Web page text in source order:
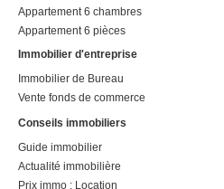
Appartement 6 chambres
Appartement 6 pièces
Immobilier d'entreprise
Immobilier de Bureau
Vente fonds de commerce
Conseils immobiliers
Guide immobilier
Actualité immobilière
Prix immo : Location